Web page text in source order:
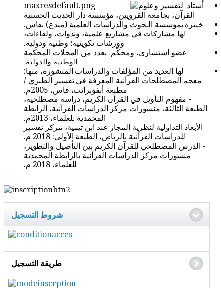
أستاذ التفسير وعلوم
القرآن، بجامعة القرويين، مؤسسة دار الحديث الحسنية
خبيرة بمؤسسة البحوث والدراسات العلمية (مبدع) بفاس.
لها مشاركات في مشاريع علمية، وندوات، ولقاءات،
وورشات تكوينية؛ وطنية ودولية.
عضو استشاري، ومحكَّم، بعدد من المجلات المحكمة
الوطنية والدولية.
لها العديد من المؤلفات والدراسات المنشورة، منها:
- معجم المصطلحات القرآنية المعرفة في تفسير الطبري /
مطبعة أنفوبرانت، فاس، 2005م.
- مفهوم التأويل في القرآن الكريم، دراسة مصطلحية،
الطبعة الثالثة، منشورات مركز الدراسات القرآنية، الرابطة
المحمدية للعلماء، 2013م.
- الأبعاد التداولية لنظرية المجاز عند ابن تيمية، مركز تفسير
للدراسات القرآنية بالرياض، الطبعة الأولى: 2018 م.
- الدرس المصطلحي للقرآن الكريم بين التأصيل والتطوير،
منشورات مركز الدراسات القرآنية بالرابطة المحمدية
للعلماء، 2018 م.
شروط التسجيل
طريقة التسجيل